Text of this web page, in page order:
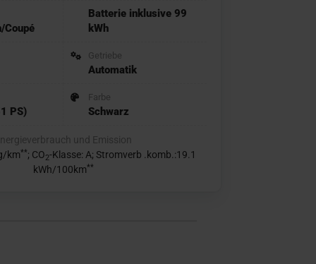
Coupé
PS)
Batterie inklusive 99
kWh
Getriebe
Automatik
Farbe
Schwarz
und Emission
km**; CO2-Klasse: A; Stromverb .komb.:19.1
kWh/100km**